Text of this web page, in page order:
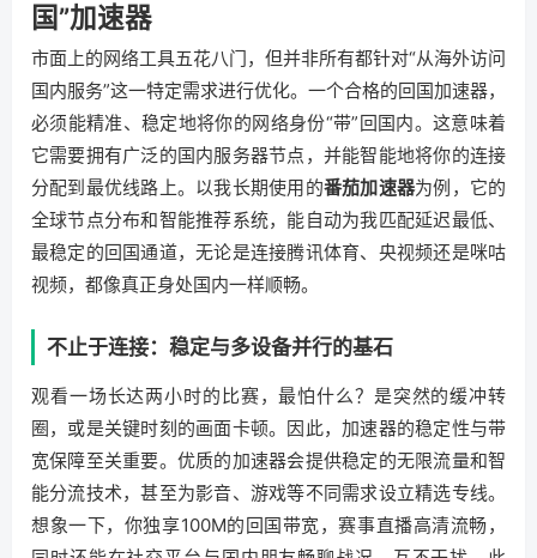
国”加速器
市面上的网络工具五花八门，但并非所有都针对“从海外访问
国内服务”这一特定需求进行优化。一个合格的回国加速器，
必须能精准、稳定地将你的网络身份“带”回国内。这意味着
它需要拥有广泛的国内服务器节点，并能智能地将你的连接
分配到最优线路上。以我长期使用的番茄加速器为例，它的
全球节点分布和智能推荐系统，能自动为我匹配延迟最低、
最稳定的回国通道，无论是连接腾讯体育、央视频还是咪咕
视频，都像真正身处国内一样顺畅。
不止于连接：稳定与多设备并行的基石
观看一场长达两小时的比赛，最怕什么？是突然的缓冲转
圈，或是关键时刻的画面卡顿。因此，加速器的稳定性与带
宽保障至关重要。优质的加速器会提供稳定的无限流量和智
能分流技术，甚至为影音、游戏等不同需求设立精选专线。
想象一下，你独享100M的回国带宽，赛事直播高清流畅，